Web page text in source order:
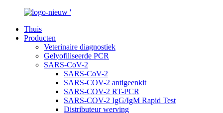
Thuis
Producten
Veterinaire diagnostiek
Gelyofiliseerde PCR
SARS-CoV-2
SARS-CoV-2
SARS-COV-2 antigeenkit
SARS-COV-2 RT-PCR
SARS-COV-2 IgG/IgM Rapid Test
Distributeur werving